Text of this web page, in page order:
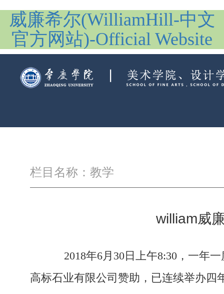
威廉希尔(WilliamHill-中文
官方网站)-Official Website
栏目名称：教学
william威
2018年6月30日上午8:30，一年
高标石业有限公司赞助，已连续举办四